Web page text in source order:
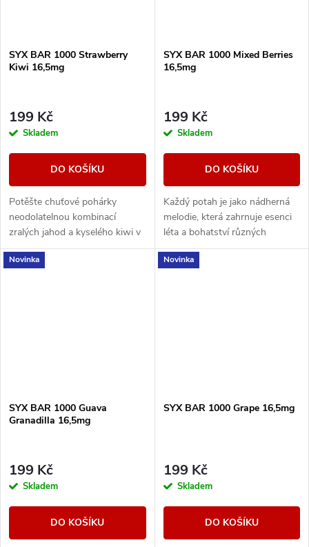
SYX BAR 1000 Strawberry
Kiwi 16,5mg
199 Kč
Skladem
DO KOŠÍKU
Potěšte chuťové pohárky
neodolatelnou kombinací
zralých jahod a kyselého kiwi v
jednorázové e-cigaretě SYX
BAR Strawberry Kiwi Fusion.
SYX BAR 1000 Mixed Berries
16,5mg
199 Kč
Skladem
DO KOŠÍKU
Každý potah je jako nádherná
melodie, která zahrnuje esenci
léta a bohatství různých
ovocných chutí.
Novinka
SYX BAR 1000 Guava
Granadilla 16,5mg
199 Kč
Skladem
DO KOŠÍKU
Novinka
SYX BAR 1000 Grape 16,5mg
199 Kč
Skladem
DO KOŠÍKU